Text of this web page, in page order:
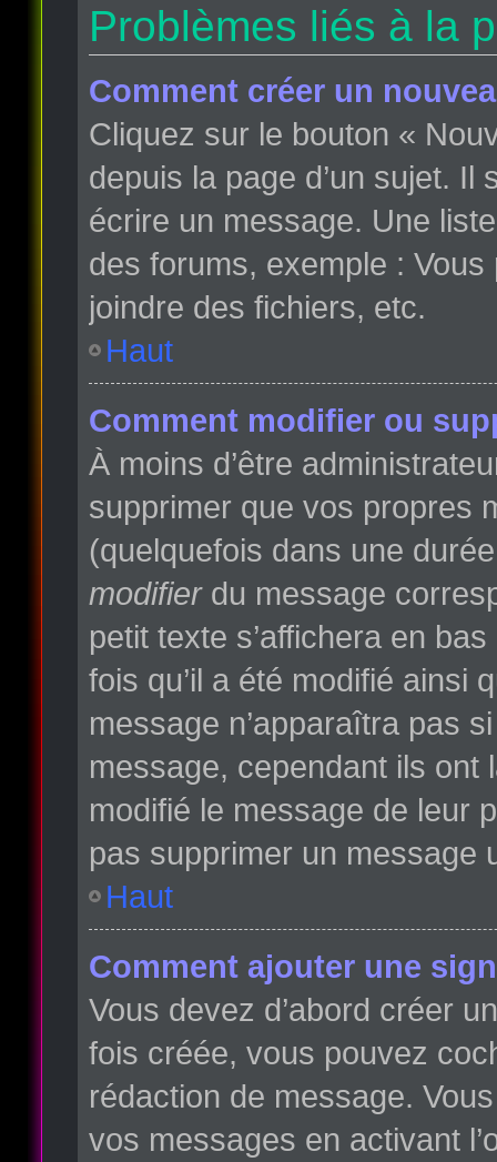
Problèmes liés à la
Comment créer un
Cliquez sur le bouton «
depuis la page d’un sujet.
écrire un message. Une
des forums, exemple : Vous
joindre des fichiers, etc.
Haut
Comment modifier ou
À moins d’être
supprimer que vos propres
(quelquefois dans une
modifierdu message
petit texte s’affichera en
fois qu’il a été modifié ainsi
message n’apparaîtra pas
message, cependant ils ont
modifié le message de leur
pas supprimer un message
Haut
Comment ajouter une
Vous devez d’abord créer
fois créée, vous pouvez
rédaction de message.
vos messages en activant